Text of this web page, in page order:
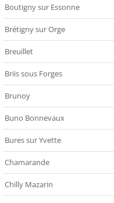
Boutigny sur Essonne
Brétigny sur Orge
Breuillet
Briis sous Forges
Brunoy
Buno Bonnevaux
Bures sur Yvette
Chamarande
Chilly Mazarin